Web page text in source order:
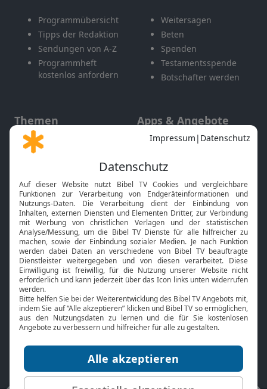
Programmübersicht
Tipps der Redaktion
Sendungen von A-Z
Programmheft
kostenlos anfordern
Weitersagen
Beten
Spenden
Testamentsspende
Botschafter werden
Themen
Gott und Bibel erklärt
Neuigkeiten
Apps & Angebote
Mobile App
Smart TV
HbbTV
Bibelthek Online-Bibel
Nächster Gottesdienst
Bibel TV
Über uns
Jobs
Mediadaten
Service
Kontakt
TV-Empfang